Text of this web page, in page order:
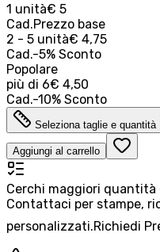
1 unità€ 5
Cad.Prezzo base
2 - 5 unità€ 4,75
Cad.-5% Sconto
Popolare
più di 6€ 4,50
Cad.-10% Sconto
Seleziona taglie e quantità
Aggiungi al carrello
Cerchi maggiori quantità
Contattaci per stampe,
personalizzati.Richiedi